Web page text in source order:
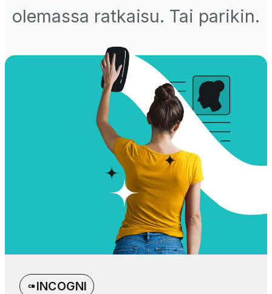
olemassa ratkaisu. Tai parikin.
INCOGNI